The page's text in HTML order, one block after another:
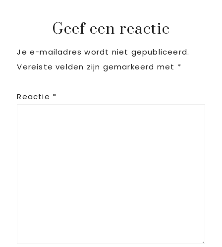
Reader
Interactions
Geef een reactie
Je e-mailadres wordt niet gepubliceerd.
Vereiste velden zijn gemarkeerd met *
Reactie *